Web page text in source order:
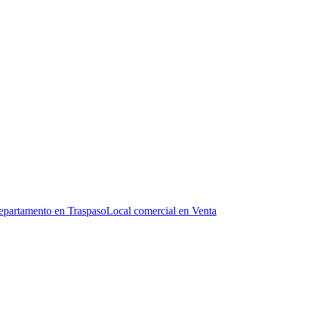
en TraspasoLocal comercial en Venta